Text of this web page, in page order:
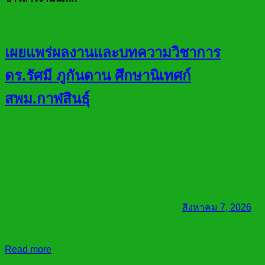
เผยแพร่ผลงานและบทความวิชาการ
ดร.รัศมี ภูกันดาน ศึกษานิเทศก์
สพม.กาฬสินธุ์
สิงหาคม 7, 2026
Read more